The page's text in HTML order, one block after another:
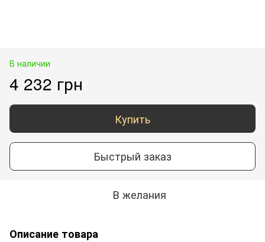
В наличии
4 232 грн
Купить
Быстрый заказ
В желания
Описание товара